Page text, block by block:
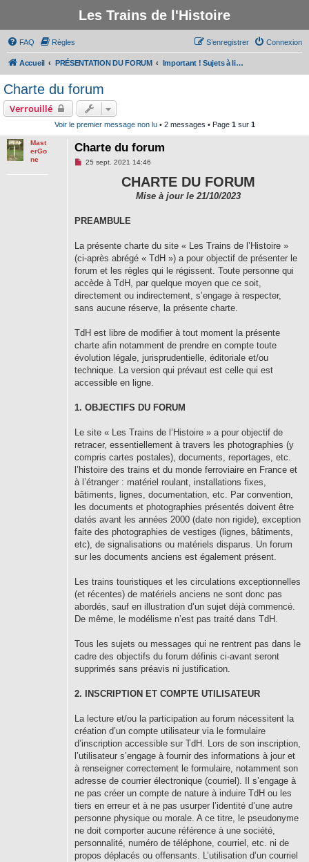
Les Trains de l'Histoire
FAQ Règles Connexion
S’enregistrer
Accueil PRÉSENTATION DU FORUM Important ! Sujets à lire avant de participer au forum
Charte du forum
Verrouillé
Voir le premier message non lu• 2 messages • Page 1sur 1
Mast
erGo
ne
Charte du forum
M
n
l
25 sept. 2021 14:46
CHARTE DU FORUM
Mise à jour le 21/10/2023
PREAMBULE
La présente charte du site « Les Trains de l’Histoire »
(ci-après abrégé « TdH ») a pour objectif de présenter le
forum et les règles qui le régissent. Toute personne qui
accède à TdH, par quelque moyen que ce soit,
directement ou indirectement, s’engage à respecter,
sans aucune réserve, la présente charte.
TdH est libre de modifier à tout moment la présente
charte afin notamment de prendre en compte toute
évolution légale, jurisprudentielle, éditoriale et/ou
technique. La version qui prévaut est celle qui est
accessible en ligne.
1. OBJECTIFS DU FORUM
Le site « Les Trains de l’Histoire » a pour objectif de
retracer, essentiellement à travers les photographies (y
compris cartes postales), documents, reportages, etc.
l’histoire des trains et du monde ferroviaire en France et
à l’étranger : matériel roulant, installations fixes,
bâtiments, lignes, documentation, etc. Par convention,
les documents et photographies présentés doivent être
datés avant les années 2000 (date non rigide), exception
faite des photographies de vestiges (lignes, bâtiments,
etc), de signalisations ou matériels disparus. Un forum
sur les documents anciens est également présent.
Les trains touristiques et les circulations exceptionnelles
(et récentes) de matériels anciens ne sont donc pas
abordés, sauf en illustration d’un sujet déjà commencé.
De même, le modélisme n’est pas traité dans TdH.
Tous les sujets ou messages qui ne rentrent pas dans le
cadre des objectifs du forum définis ci-avant seront
supprimés sans préavis ni justification.
2. INSCRIPTION ET COMPTE UTILISATEUR
La lecture et/ou la participation au forum nécessitent la
création d’un compte utilisateur via le formulaire
d’inscription accessible sur TdH. Lors de son inscription,
l’utilisateur s’engage à fournir des informations à jour et
à renseigner correctement le formulaire, notamment son
adresse de courrier électronique (courriel). Il s’engage à
ne pas créer un compte de nature à induire TdH ou les
tiers en erreur et à ne pas usurper l’identité d’une autre
personne physique ou morale. A ce titre, le pseudonyme
ne doit comporter aucune référence à une société,
personnalité, numéro de téléphone, courriel, etc. ni de
propos déplacés ou offensants. L’utilisation d’un courriel